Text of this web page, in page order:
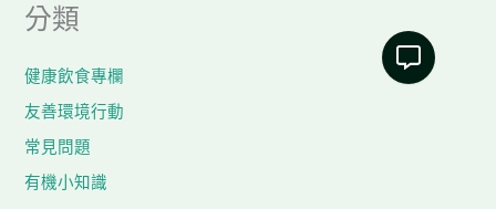
分類
健康飲食專欄
友善環境行動
常見問題
有機小知識